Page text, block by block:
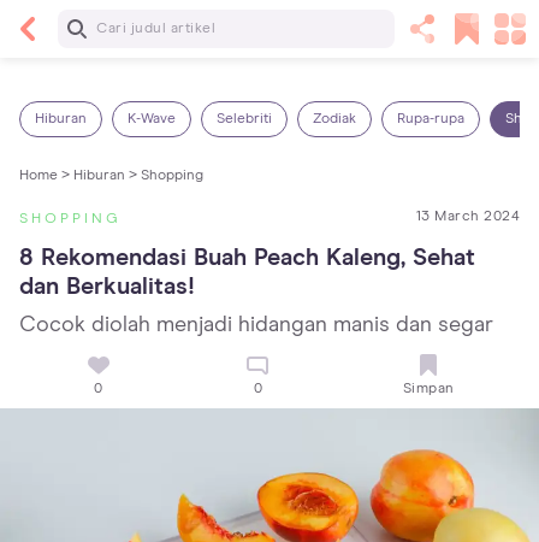
Baca Selanjutnya
Hiburan K-Wave Selebriti Zodiak Rupa-rupa
Home > Hiburan > Shopping
SHOPPING 13 March 2024
8 Rekomendasi Buah Peach Kaleng, Sehat
dan Berkualitas!
Cocok diolah menjadi hidangan manis dan segar
0 0 Simpan